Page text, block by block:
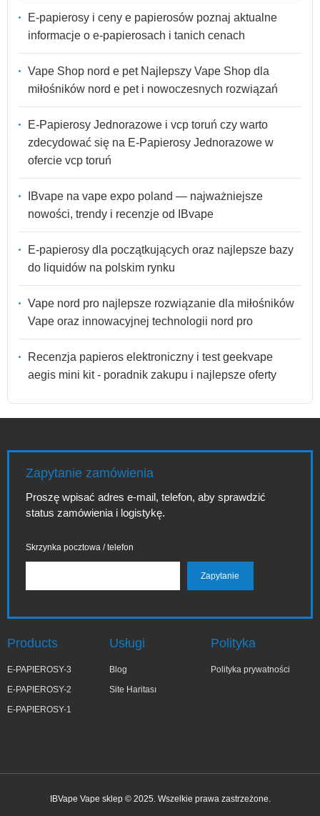
E-papierosy i ceny e papierosów poznaj aktualne
informacje o e-papierosach i tanich cenach
Vape Shop nord e pet Najlepszy Vape Shop dla
miłośników nord e pet i nowoczesnych rozwiązań
E-Papierosy Jednorazowe i vcp toruń czy warto
zdecydować się na E-Papierosy Jednorazowe w
ofercie vcp toruń
IBvape na vape expo poland — najważniejsze
nowości, trendy i recenzje od IBvape
E-papierosy dla początkujących oraz najlepsze bazy
do liquidów na polskim rynku
Vape nord pro najlepsze rozwiązanie dla miłośników
Vape oraz innowacyjnej technologii nord pro
Recenzja papieros elektroniczny i test geekvape
aegis mini kit - poradnik zakupu i najlepsze oferty
Zapytanie zamówienia
Proszę wpisać adres e-mail, telefon, aby sprawdzić
status zamówienia i logistykę.
Skrzynka pocztowa / telefon
Products
E-PAPIEROSY-3
E-PAPIEROSY-2
E-PAPIEROSY-1
Usługi
Blog
Site Haritası
Polityka
Polityka prywatności
IBVape Vape sklep © 2025. Wszelkie prawa zastrzeżone.